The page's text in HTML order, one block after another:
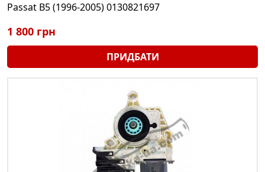
Passat B5 (1996-2005) 0130821697
1 800 грн
ПРИДБАТИ